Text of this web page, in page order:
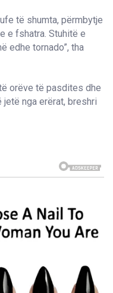
të shumta, përmbytje
e fshatra. Stuhitë e
edhe tornado”, tha
orëve të pasdites dhe
nga erërat, breshri